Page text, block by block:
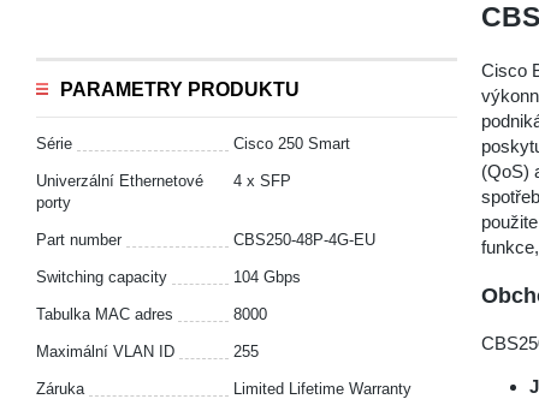
PARAMETRY PRODUKTU
Série Cisco 250 Smart
Univerzální Ethernetové
porty
4 x SFP
Part number CBS250-48P-4G-EU
Switching capacity 104 Gbps
Tabulka MAC adres 8000
Maximální VLAN ID 255
Záruka Limited Lifetime Warranty
Cisco
(QoS)